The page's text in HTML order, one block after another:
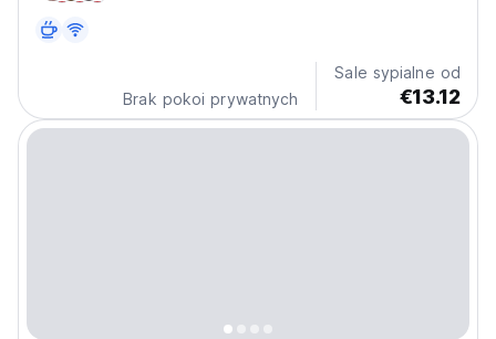
Brak pokoi prywatnych
Sale sypialne od
€13.12